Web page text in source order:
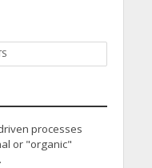
processes
or "organic"